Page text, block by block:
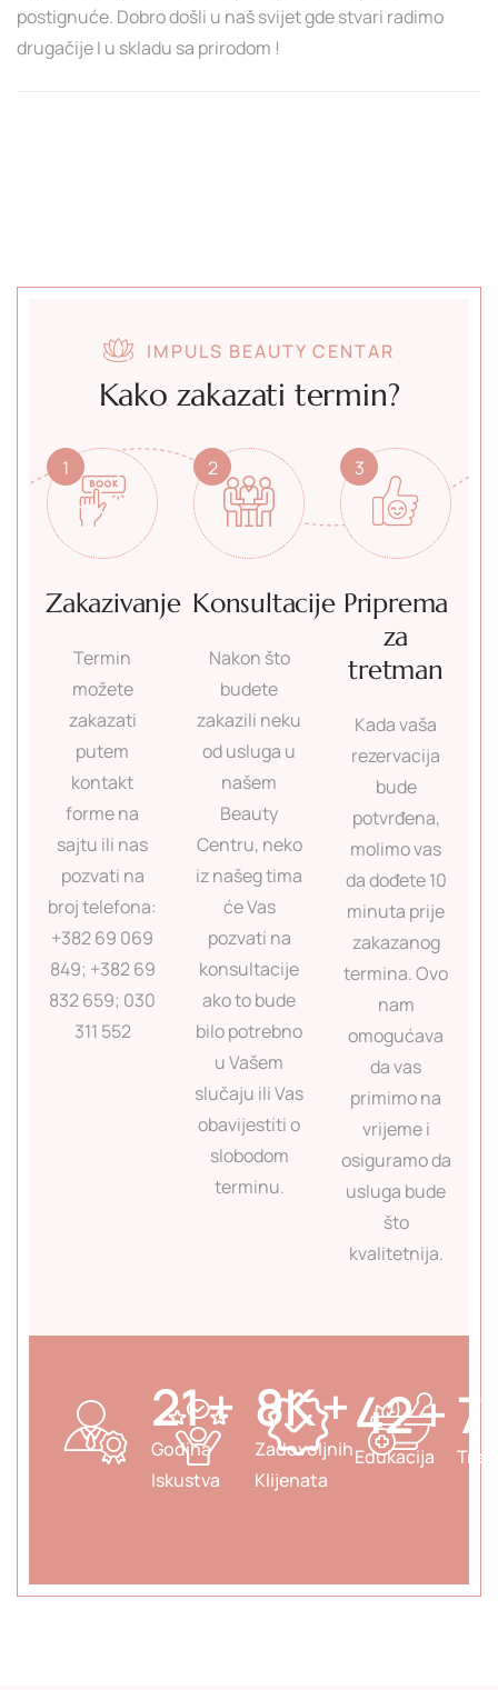
postignuće. Dobro došli u naš svijet gde stvari radimo
drugačije I u skladu sa prirodom !
IMPULS BEAUTY CENTAR
Kako zakazati termin?
1
Zakazivanje
Termin
možete
zakazati
putem
kontakt
forme na
sajtu ili nas
pozvati na
broj telefona:
+382 69 069
849; +382 69
832 659; 030
311 552
2
Konsultacije
Nakon što
budete
zakazili neku
od usluga u
našem
Beauty
Centru, neko
iz našeg tima
će Vas
pozvati na
konsultacije
ako to bude
bilo potrebno
u Vašem
slučaju ili Vas
obavijestiti o
slobodom
terminu.
3
Priprema
za
tretman
Kada vaša
rezervacija
bude
potvrđena,
molimo vas
da dođete 10
minuta prije
zakazanog
termina. Ovo
nam
omogućava
da vas
primimo na
vrijeme i
osiguramo da
usluga bude
što
kvalitetnija.
24+
Godina
Iskustva
9K+
Zadovoljnih
Klijenata
48+
Edukacija